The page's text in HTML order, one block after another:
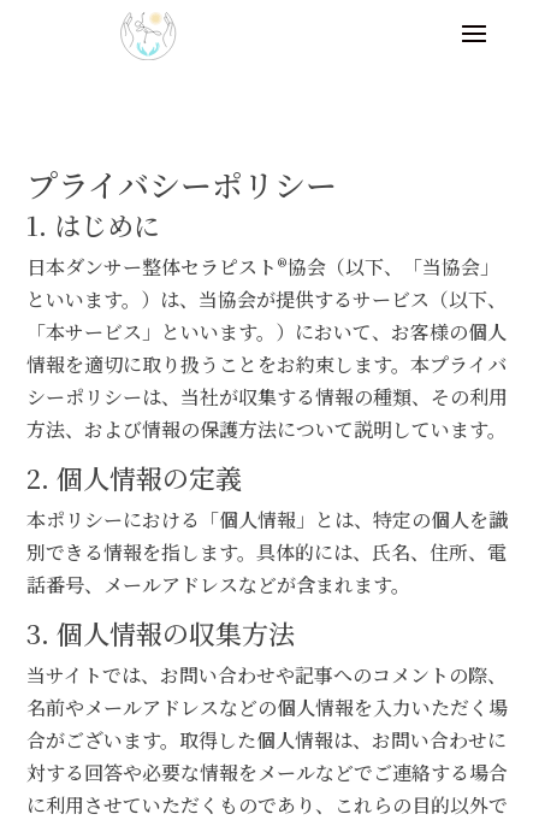
プライバシーポリシー
1. はじめに
日本ダンサー整体セラピスト®協会（以下、「当協会」
といいます。）は、当協会が提供するサービス（以下、
「本サービス」といいます。）において、お客様の個人
情報を適切に取り扱うことをお約束します。本プライバ
シーポリシーは、当社が収集する情報の種類、その利用
方法、および情報の保護方法について説明しています。
2. 個人情報の定義
本ポリシーにおける「個人情報」とは、特定の個人を識
別できる情報を指します。具体的には、氏名、住所、電
話番号、メールアドレスなどが含まれます。
3. 個人情報の収集方法
当サイトでは、お問い合わせや記事へのコメントの際、
名前やメールアドレスなどの個人情報を入力いただく場
合がございます。取得した個人情報は、お問い合わせに
対する回答や必要な情報をメールなどでご連絡する場合
に利用させていただくものであり、これらの目的以外で